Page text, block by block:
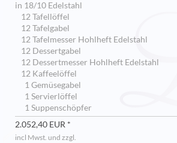
in 18/10 Edelstahl
12 Tafellöffel
12 Tafelgabel
12 Tafelmesser Hohlheft Edelstahl
12 Dessertgabel
12 Dessertmesser Hohlheft Edelstahl
12 Kaffeelöffel
1 Gemüsegabel
1 Servierlöffel
1 Suppenschöpfer
2.052,40 EUR *
incl Mwst. und zzgl.